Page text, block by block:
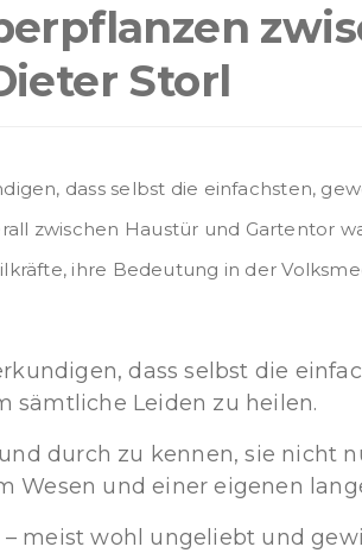
Storl
dass selbst die einfachsten,
zwischen Haustür und Gartentor
ihre Bedeutung in der
dass selbst die
sämtliche Leiden zu heilen.
durch zu kennen, sie nicht
Wesen und einer eigenen
meist wohl ungeliebt und